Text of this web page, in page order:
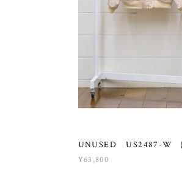
UNUSED US2487-W （
¥63,800